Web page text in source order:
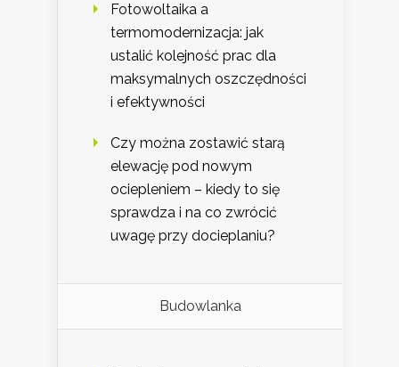
Fotowoltaika a
termomodernizacja: jak
ustalić kolejność prac dla
maksymalnych oszczędności
i efektywności
Czy można zostawić starą
elewację pod nowym
ociepleniem – kiedy to się
sprawdza i na co zwrócić
uwagę przy docieplaniu?
Budowlanka